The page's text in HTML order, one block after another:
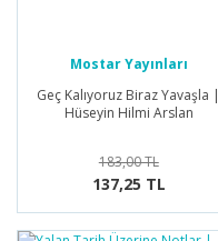
Mostar Yayınları
Geç Kalıyoruz Biraz Yavaşla |
Hüseyin Hilmi Arslan
183,00 TL
137,25 TL